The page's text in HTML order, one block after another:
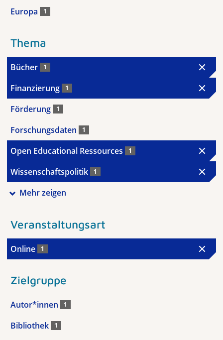
Europa 1
Thema
Bücher 1
Finanzierung 1
Förderung 1
Forschungsdaten 1
Open Educational Ressources 1
Wissenschaftspolitik 1
Mehr zeigen
Veranstaltungsart
Online 1
Zielgruppe
Autor*innen 1
Bibliothek 1